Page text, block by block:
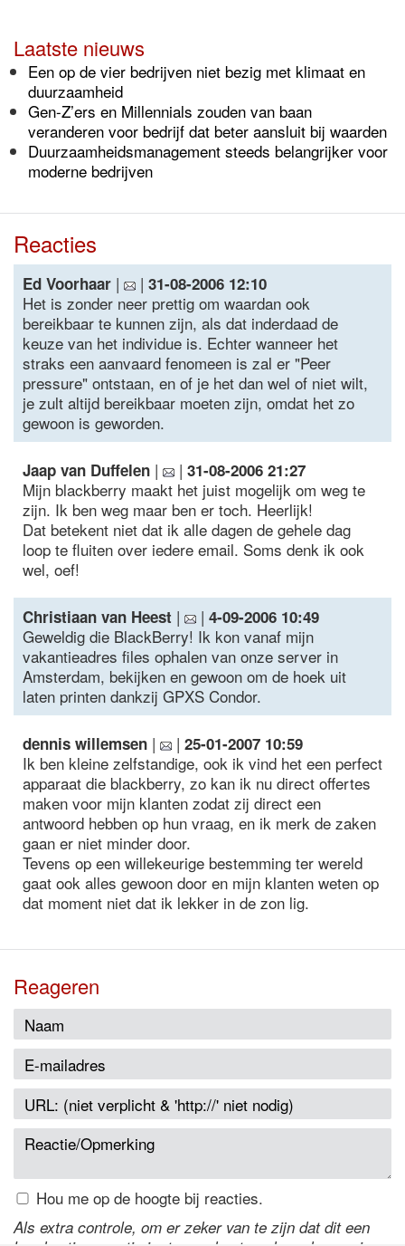
Laatste nieuws
Een op de vier bedrijven niet bezig met klimaat en
duurzaamheid
Gen-Z’ers en Millennials zouden van baan
veranderen voor bedrijf dat beter aansluit bij waarden
Duurzaamheidsmanagement steeds belangrijker voor
moderne bedrijven
Reacties
Ed Voorhaar | | 31-08-2006 12:10
Het is zonder neer prettig om waardan ook
bereikbaar te kunnen zijn, als dat inderdaad de
keuze van het individue is. Echter wanneer het
straks een aanvaard fenomeen is zal er "Peer
pressure" ontstaan, en of je het dan wel of niet wilt,
je zult altijd bereikbaar moeten zijn, omdat het zo
gewoon is geworden.
Jaap van Duffelen | | 31-08-2006 21:27
Mijn blackberry maakt het juist mogelijk om weg te
zijn. Ik ben weg maar ben er toch. Heerlijk!
Dat betekent niet dat ik alle dagen de gehele dag
loop te fluiten over iedere email. Soms denk ik ook
wel, oef!
Christiaan van Heest | | 4-09-2006 10:49
Geweldig die BlackBerry! Ik kon vanaf mijn
vakantieadres files ophalen van onze server in
Amsterdam, bekijken en gewoon om de hoek uit
laten printen dankzij GPXS Condor.
dennis willemsen | | 25-01-2007 10:59
Ik ben kleine zelfstandige, ook ik vind het een perfect
apparaat die blackberry, zo kan ik nu direct offertes
maken voor mijn klanten zodat zij direct een
antwoord hebben op hun vraag, en ik merk de zaken
gaan er niet minder door.
Tevens op een willekeurige bestemming ter wereld
gaat ook alles gewoon door en mijn klanten weten op
dat moment niet dat ik lekker in de zon lig.
Reageren
Hou me op de hoogte bij reacties.
Als extra controle, om er zeker van te zijn dat dit een